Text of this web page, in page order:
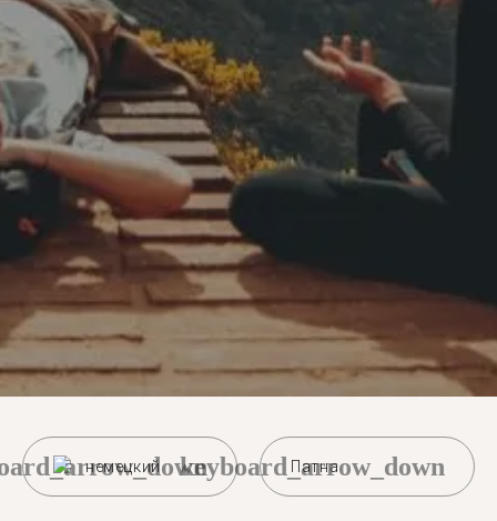
немецкий Патна
keyboard_arrow_down